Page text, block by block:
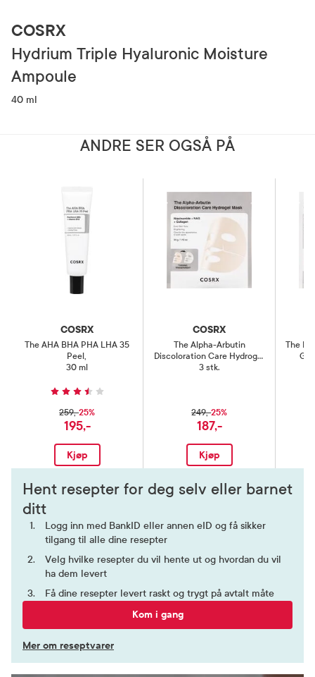
COSRX
Hydrium Triple Hyaluronic Moisture
Ampoule
40 ml
ANDRE SER OGSÅ PÅ
COSRX
The AHA BHA PHA LHA 35
Peel ,
30 ml
259,-25%
195,-
Kjøp
COSRX
The Alpha-Arbutin
Discoloration Care Hydrogel
Mask,
3 stk.
249,-25%
187,-
Kjøp
The
Hent resepter for deg selv eller barnet
ditt
Logg inn med BankID eller annen eID og få sikker
tilgang til alle dine resepter
Velg hvilke resepter du vil hente ut og hvordan du vil
ha dem levert
Få dine resepter levert raskt og trygt på avtalt måte
Kom i gang
Mer om reseptvarer